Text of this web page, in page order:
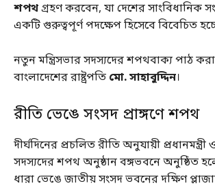
শপথগ্রহণ করবেন, যা দেশের সাংবিধানিক
একটি গুরুত্বপূর্ণ পদক্ষেপ হিসেবে বিবেচিত
নতুন মন্ত্রিসভার সদস্যদের শপথবাক্য পাঠ
বাংলাদেশের রাষ্ট্রপতি মো. সাহাবুদ্দিন।
রীতি ভেঙে সংসদ প্রাঙ্গণে শপথ
দীর্ঘদিনের প্রচলিত রীতি অনুযায়ী প্রধানমন্ত্রী
সদস্যদের শপথ অনুষ্ঠান বঙ্গভবনে অনুষ্ঠিত
ধারা ভেঙে জাতীয় সংসদ ভবনের দক্ষিণ